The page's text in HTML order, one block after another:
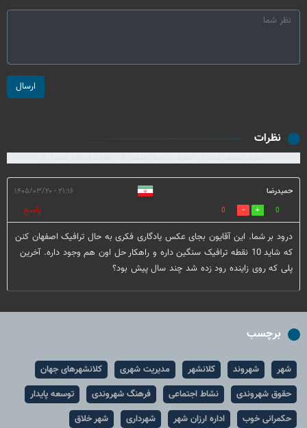
ارسال
نظرات
حمیدرضا ۲۱:۱۶ - ۱۴۰۵/۰۳/۲۰
0
0
پاسخ
درود بر شما. این آقایون بجای عکس یادگاری فکری به حال ترافیک اصفهان کنن
که شاید 10 نقطه ترافیک سنگین داره و راهکار حل اون هم وجود داره. آخرین
پلی که روی زاینده رود زده شد چند سال پیش بود؟
برچسب
شهر شهروند کلانشهر مدیریت شهری
کلانشهرهای جهان
حقوق شهروندی
نشاط اجتماعی فرهنگ شهروندی
توسعه پایدار
حکمرانی خوب
اداره ارزان شهر شهرداری شهر خلاق